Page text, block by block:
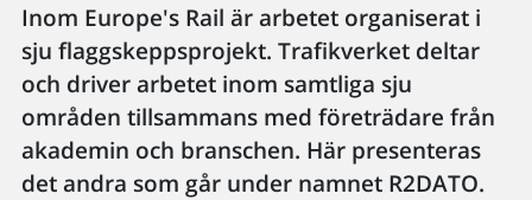
Inom Europe's Rail är arbetet organiserat i
sju flaggskeppsprojekt. Trafikverket deltar
och driver arbetet inom samtliga sju
områden tillsammans med företrädare från
akademin och branschen. Här presenteras
det andra som går under namnet R2DATO.